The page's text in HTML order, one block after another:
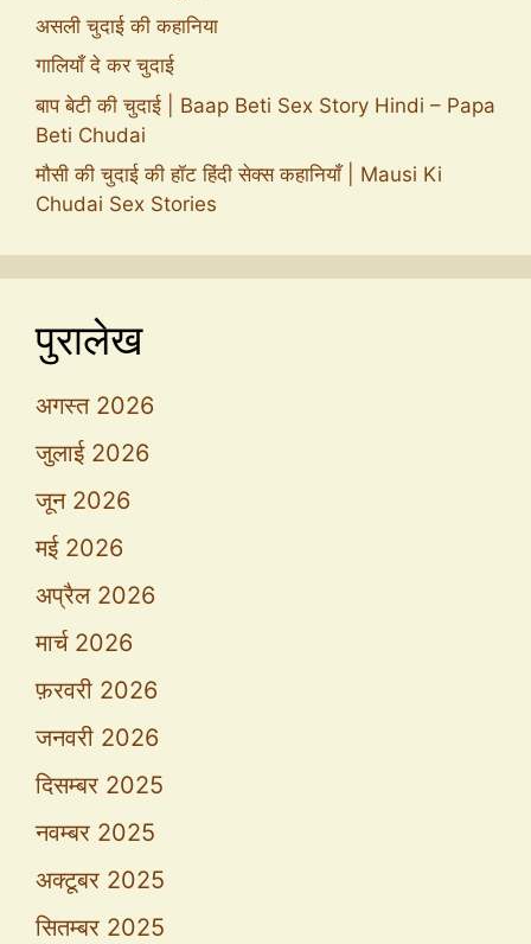
असली चुदाई की कहानिया
गालियाँ दे कर चुदाई
बाप बेटी की चुदाई | Baap Beti Sex Story Hindi – Papa
Beti Chudai
मौसी की चुदाई की हॉट हिंदी सेक्स कहानियाँ | Mausi Ki
Chudai Sex Stories
पुरालेख
अगस्त 2026
जुलाई 2026
जून 2026
मई 2026
अप्रैल 2026
मार्च 2026
फ़रवरी 2026
जनवरी 2026
दिसम्बर 2025
नवम्बर 2025
अक्टूबर 2025
सितम्बर 2025